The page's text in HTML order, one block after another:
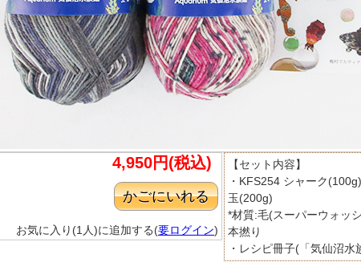
4,950円(税込)
お気に入り(1人)に追加する(要ログイン)
【セット内容】
・KFS254 シャーク
玉(200g)
*材質:毛(スーパーウォッ
本撚り
・レシピ冊子(「気仙沼